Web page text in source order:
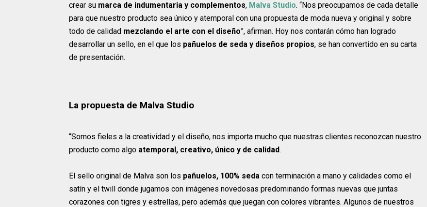
crear su marca de indumentaria y complementos, Malva Studio. “Nos preocupamos de cada detalle
para que nuestro producto sea único y atemporal con una propuesta de moda nueva y original y sobre
todo de calidad mezclando el arte con el diseño”, afirman. Hoy nos contarán cómo han logrado
desarrollar un sello, en el que los pañuelos de seda y diseños propios, se han convertido en su carta
de presentación.
La propuesta de Malva Studio
“Somos fieles a la creatividad y el diseño, nos importa mucho que nuestras clientes reconozcan nuestro
producto como algo atemporal, creativo, único y de calidad.
El sello original de Malva son los pañuelos, 100% seda con terminación a mano y calidades como el
satín y el twill donde jugamos con imágenes novedosas predominando formas nuevas que juntas
corazones con tigres y estrellas, pero además que juegan con colores vibrantes. Algunos de nuestros